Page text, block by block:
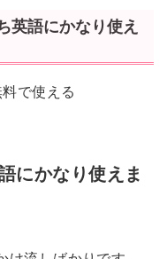
英語にかなり使え
で使える
にかなり使えま